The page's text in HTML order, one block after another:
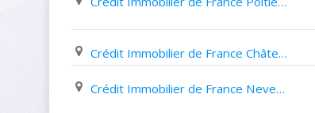
Crédit Immobilier de France Châtellerault 47 Boulevard de Blossac
Crédit Immobilier de France Nevers 20Bis Avenue Pierre Bérégovoy